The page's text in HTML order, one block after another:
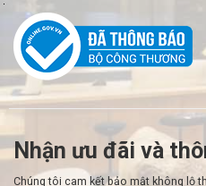
Nhận ưu đãi và
Chúng tôi cam kết bảo mật không lộ